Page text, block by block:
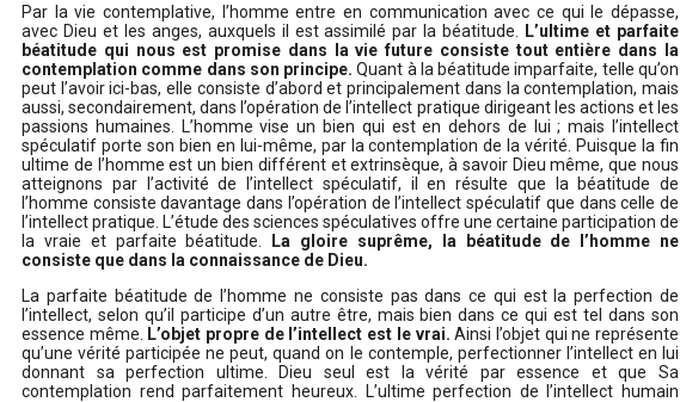
Par la vie contemplative, l’homme entre en communication avec ce qui le dépasse,
avec Dieu et les anges, auxquels il est assimilé par la béatitude.
L’ultime et parfaite
béatitude qui nous est promise dans la vie future consiste tout entière dans la
contemplation comme dans son principe. Quant à la béatitude imparfaite, telle qu’on
peut l’avoir ici-bas, elle consiste d’abord et principalement dans la contemplation, mais
aussi, secondairement, dans l’opération de l’intellect pratique dirigeant les actions et les
passions humaines. L’homme vise un bien qui est en dehors de lui ; mais l’intellect
spéculatif porte son bien en lui-même, par la contemplation de la vérité. Puisque la fin
ultime de l’homme est un bien différent et extrinsèque, à savoir Dieu même, que nous
atteignons par l’activité de l’intellect spéculatif, il en résulte que la béatitude de
l’homme consiste davantage dans l’opération de l’intellect spéculatif que dans celle de
l’intellect pratique. L’étude des sciences spéculatives offre une certaine participation de
la vraie et parfaite béatitude.
La gloire suprême, la béatitude de l’homme ne
consiste que dans la connaissance de Dieu.
La parfaite béatitude de l’homme ne consiste pas dans ce qui est la perfection de
l’intellect, selon qu’il participe d’un autre être, mais bien dans ce qui est tel dans son
essence même.
L’objet propre de l’intellect est le vrai. Ainsi l’objet qui ne représente
qu’une vérité participée ne peut, quand on le contemple, perfectionner l’intellect en lui
donnant sa perfection ultime. Dieu seul est la vérité par essence et que Sa
contemplation rend parfaitement heureux. L’ultime perfection de l’intellect humain